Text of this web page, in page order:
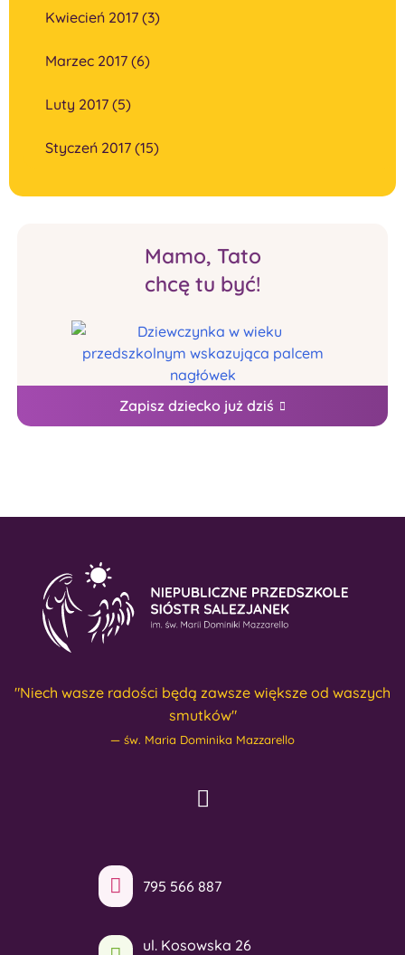
Kwiecień 2017 (3)
Marzec 2017 (6)
Luty 2017 (5)
Styczeń 2017 (15)
Mamo, Tato
chcę tu być!
Zapisz dziecko już dziś
"Niech wasze radości będą zawsze większe od waszych
smutków"
św. Maria Dominika Mazzarello
795 566 887
ul. Kosowska 26